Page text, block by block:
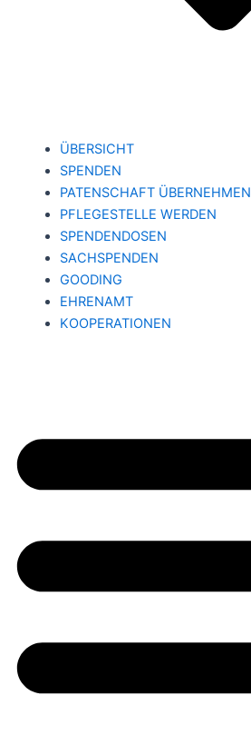
ÜBERSICHT
SPENDEN
PATENSCHAFT ÜBERNEHMEN
PFLEGESTELLE WERDEN
SPENDENDOSEN
SACHSPENDEN
GOODING
EHRENAMT
KOOPERATIONEN